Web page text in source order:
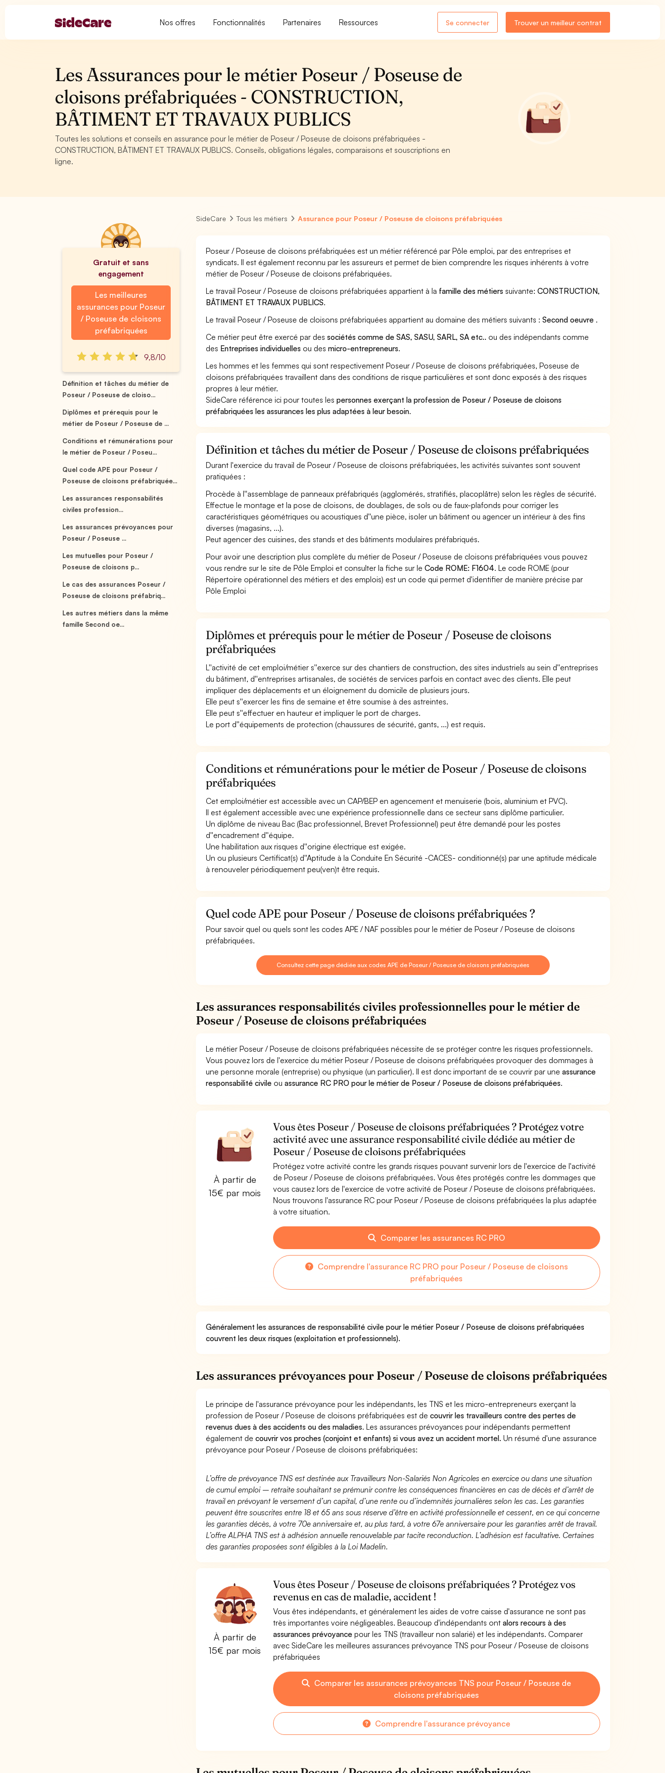
Nos offres Fonctionnalités Partenaires Ressources Se connecter Trouver un meilleur contrat
Les Assurances pour le métier Poseur / Poseuse de
cloisons préfabriquées - CONSTRUCTION,
BÂTIMENT ET TRAVAUX PUBLICS
Toutes les solutions et conseils en assurance pour le métier de Poseur / Poseuse de cloisons préfabriquées -
CONSTRUCTION, BÂTIMENT ET TRAVAUX PUBLICS. Conseils, obligations légales, comparaisons et souscriptions en
ligne.
Gratuit et sans
engagement
Les meilleures
assurances pour Poseur
/ Poseuse de cloisons
préfabriquées
9,8/10
Définition et tâches du métier de
Poseur / Poseuse de cloiso...
Diplômes et prérequis pour le
métier de Poseur / Poseuse de ...
Conditions et rémunérations pour
le métier de Poseur / Poseu...
Quel code APE pour Poseur /
Poseuse de cloisons préfabriquée...
Les assurances responsabilités
civiles profession...
Les assurances prévoyances pour
Poseur / Poseuse ...
Les mutuelles pour Poseur /
Poseuse de cloisons p...
Le cas des assurances Poseur /
Poseuse de cloisons préfabriq...
Les autres métiers dans la même
famille Second oe...
SideCare Tous les métiers Assurance pour Poseur / Poseuse de cloisons préfabriquées
Poseur / Poseuse de cloisons préfabriquées est un métier référencé par Pôle emploi, par des entreprises et
syndicats. Il est également reconnu par les assureurs et permet de bien comprendre les risques inhérents à votre
métier de Poseur / Poseuse de cloisons préfabriquées.
Le travail Poseur / Poseuse de cloisons préfabriquées appartient à la famille des métiers suivante:CONSTRUCTION,
BÂTIMENT ET TRAVAUX PUBLICS.
Le travail Poseur / Poseuse de cloisons préfabriquées appartient au domaine des métiers suivants :Second oeuvre .
Ce métier peut être exercé par dessociétés comme de SAS, SASU, SARL, SA etc.. ou des indépendants comme
des Entreprises individuelles ou desmicro-entrepreneurs.
Les hommes et les femmes qui sont respectivement Poseur / Poseuse de cloisons préfabriquées, Poseuse de
cloisons préfabriquées travaillent dans des conditions de risque particulières et sont donc exposés à des risques
propres à leur métier.
SideCare référence ici pour toutes lespersonnes exerçant la profession de Poseur / Poseuse de cloisons
préfabriquées les assurances les plus adaptées à leur besoin.
Définition et tâches du métier de Poseur / Poseuse de cloisons préfabriquées
Durant l'exercice du travail de Poseur / Poseuse de cloisons préfabriquées, les activités suivantes sont souvent
pratiquées :
Procède à l''assemblage de panneaux préfabriqués (agglomérés, stratifiés, placoplâtre) selon les règles de sécurité.
Effectue le montage et la pose de cloisons, de doublages, de sols ou de faux-plafonds pour corriger les
caractéristiques géométriques ou acoustiques d''une pièce, isoler un bâtiment ou agencer un intérieur à des fins
diverses (magasins, ...).
Peut agencer des cuisines, des stands et des bâtiments modulaires préfabriqués.
Pour avoir une description plus complète du métier de Poseur / Poseuse de cloisons préfabriquées vous pouvez
vous rendre sur le site de Pôle Emploi et consulter la fiche sur leCode ROME: F1604. Le code ROME (pour
Répertoire opérationnel des métiers et des emplois) est un code qui permet d'identifier de manière précise par
Pôle Emploi
Diplômes et prérequis pour le métier de Poseur / Poseuse de cloisons
préfabriquées
L''activité de cet emploi/métier s''exerce sur des chantiers de construction, des sites industriels au sein d''entreprises
du bâtiment, d''entreprises artisanales, de sociétés de services parfois en contact avec des clients. Elle peut
impliquer des déplacements et un éloignement du domicile de plusieurs jours.
Elle peut s''exercer les fins de semaine et être soumise à des astreintes.
Elle peut s''effectuer en hauteur et impliquer le port de charges.
Le port d''équipements de protection (chaussures de sécurité, gants, ...) est requis.
Conditions et rémunérations pour le métier de Poseur / Poseuse de cloisons
préfabriquées
Cet emploi/métier est accessible avec un CAP/BEP en agencement et menuiserie (bois, aluminium et PVC).
Il est également accessible avec une expérience professionnelle dans ce secteur sans diplôme particulier.
Un diplôme de niveau Bac (Bac professionnel, Brevet Professionnel) peut être demandé pour les postes
d''encadrement d''équipe.
Une habilitation aux risques d''origine électrique est exigée.
Un ou plusieurs Certificat(s) d''Aptitude à la Conduite En Sécurité -CACES- conditionné(s) par une aptitude médicale
à renouveler périodiquement peu(ven)t être requis.
Quel code APE pour Poseur / Poseuse de cloisons préfabriquées ?
Pour savoir quel ou quels sont les codes APE / NAF possibles pour le métier de Poseur / Poseuse de cloisons
préfabriquées.
Consultez cette page dédiée aux codes APE de Poseur / Poseuse de cloisons préfabriquées
Les assurances responsabilités civiles professionnelles pour le métier de
Poseur / Poseuse de cloisons préfabriquées
Le métier Poseur / Poseuse de cloisons préfabriquées nécessite de se protéger contre les risques professionnels.
Vous pouvez lors de l'exercice du métier Poseur / Poseuse de cloisons préfabriquées provoquer des dommages à
une personne morale (entreprise) ou physique (un particulier). Il est donc important de se couvrir par uneassurance
responsabilité civile ouassurance RC PRO pour le métier de Poseur / Poseuse de cloisons préfabriquées.
À partir de
15€ par mois
Vous êtes Poseur / Poseuse de cloisons préfabriquées ? Protégez votre
activité avec une assurance responsabilité civile dédiée au métier de
Poseur / Poseuse de cloisons préfabriquées
Protégez votre activité contre les grands risques pouvant survenir lors de l'exercice de l'activité
de Poseur / Poseuse de cloisons préfabriquées. Vous êtes protégés contre les dommages que
vous causez lors de l'exercice de votre activité de Poseur / Poseuse de cloisons préfabriquées.
Nous trouvons l'assurance RC pour Poseur / Poseuse de cloisons préfabriquées la plus adaptée
à votre situation.
Comparer les assurances RC PRO
Comprendre l'assurance RC PRO pour Poseur / Poseuse de cloisons
préfabriquées
Généralement les assurances de responsabilité civile pour le métier Poseur / Poseuse de cloisons préfabriquées
couvrent les deux risques (exploitation et professionnels).
Les assurances prévoyances pour Poseur / Poseuse de cloisons préfabriquées
Le principe de l'assurance prévoyance pour les indépendants, les TNS et les micro-entrepreneurs exerçant la
profession de Poseur / Poseuse de cloisons préfabriquées est decouvrir les travailleurs contre des pertes de
revenus dues à des accidents ou des maladies. Les assurances prévoyances pour indépendants permettent
également decouvrir vos proches (conjoint et enfants) si vous avez un accident mortel. Un résumé d'une assurance
prévoyance pour Poseur / Poseuse de cloisons préfabriquées:
L’offre de prévoyance TNS est destinée aux Travailleurs Non-Salariés Non Agricoles en exercice ou dans une situation
de cumul emploi – retraite souhaitant se prémunir contre les conséquences financières en cas de décès et d’arrêt de
travail en prévoyant le versement d’un capital, d’une rente ou d’indemnités journalières selon les cas. Les garanties
peuvent être souscrites entre 18 et 65 ans sous réserve d’être en activité professionnelle et cessent, en ce qui concerne
les garanties décès, à votre 70e anniversaire et, au plus tard, à votre 67e anniversaire pour les garanties arrêt de travail.
L’offre ALPHA TNS est à adhésion annuelle renouvelable par tacite reconduction. L’adhésion est facultative. Certaines
des garanties proposées sont éligibles à la Loi Madelin.
À partir de
15€ par mois
Vous êtes Poseur / Poseuse de cloisons préfabriquées ? Protégez vos
revenus en cas de maladie, accident !
Vous êtes indépendants, et généralement les aides de votre caisse d'assurance ne sont pas
très importantes voire négligeables. Beaucoup d'indépendants ont alors recours à des
assurances prévoyancepour les TNS (travailleur non salarié) et les indépendants. Comparer
avec SideCare les meilleures assurances prévoyance TNS pour Poseur / Poseuse de cloisons
préfabriquées
Comparer les assurances prévoyances TNS pour Poseur / Poseuse de
cloisons préfabriquées
Comprendre l'assurance prévoyance